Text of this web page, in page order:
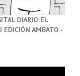
DIARIO EL
EDICIÓN AMBATO -